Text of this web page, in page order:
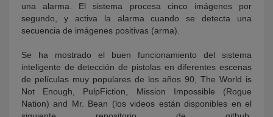
una alarma. El sistema procesa cinco imágenes por
segundo, y activa la alarma cuando se detecta una
secuencia de imágenes positivas (arma).
Se ha mostrado el buen funcionamiento del sistema
inteligente de detección de pistolas en diferentes escenas
de películas muy populares de los años 90, The World is
Not Enough, PulpFiction, Mission Impossible (Rogue
Nation) and Mr. Bean (los videos están disponibles en el